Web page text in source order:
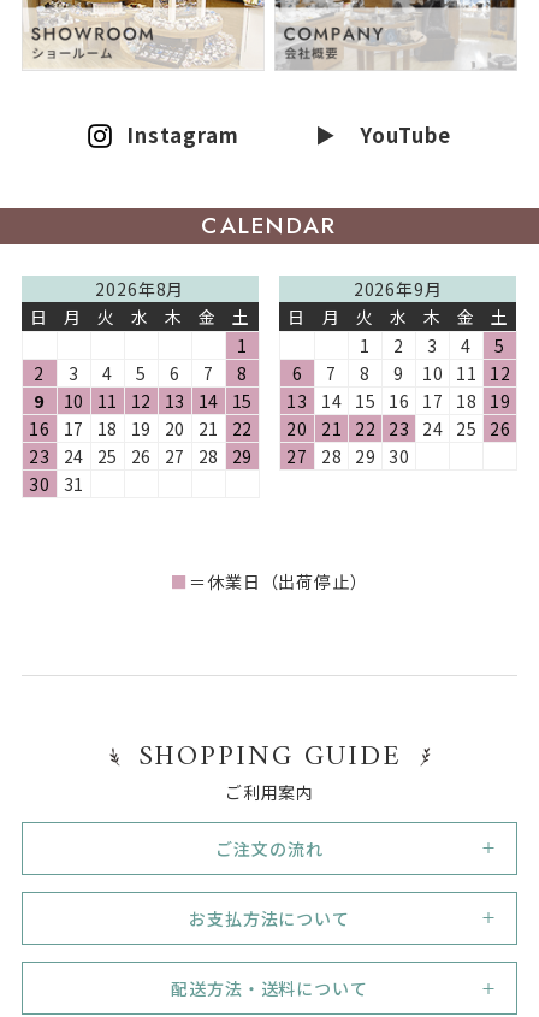
Instagram ▶ YouTube
CALENDAR
2026年8月
日
月 火 水 木 金
土
1
2
3 4 5 6 7
8
9
10 11 12 13 14
15
16
17 18 19 20 21
22
23
24 25 26 27 28
29
30
31
2026年9月
日
月 火 水 木 金
土
1
2 3 4
5
6
7 8 9 10 11
12
13
14 15 16 17 18
19
20
21 22 23 24 25
26
27
28 29 30
■ ＝休業日（出荷停止）
SHOPPING GUIDE
ご利用案内
ご注文の流れ
1
新規会員登録
初めてご利用のお客様は、まずは新規会員登録（無料）
を行って下さい。
かるよう、ネットショップのＵＲＬ、会社のホームペー
お支払方法について
代金引換
代引き手数料330円（税込）。但し33,000円（税込）の
ご注文で代引き手数料無料！
配送方法・送料について